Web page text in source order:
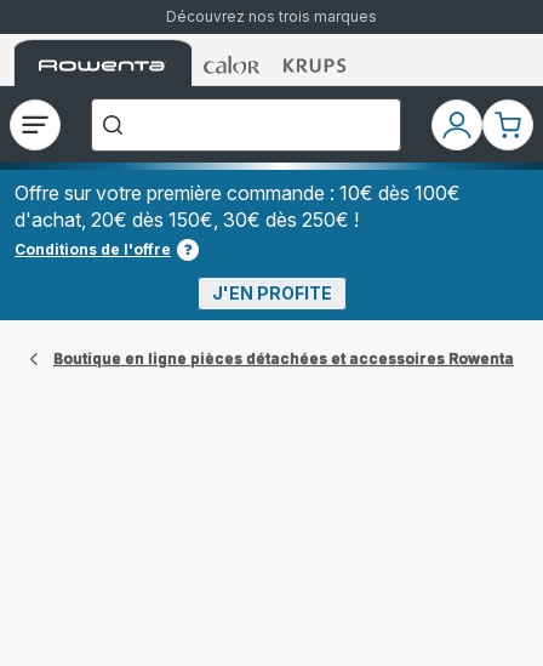
Découvrez nos trois marques
Accueil
Rowenta
Accueil
Rowenta
Accueil
Rowenta
Ouvrir
le
menu
recherchez-
vous
?","Aspirateurs
à
Grains","Centrales
Vapeurs","Sèche
Cheveux"]
Mon
compte
Mon
Offre sur votre première commande : 10€ dès 100€
d'achat, 20€ dès 150€, 30€ dès 250€ !
Conditions de l'offre
J'EN PROFITE
Boutique en ligne pièces détachées et accessoires Rowenta